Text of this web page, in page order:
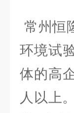
常州恒
环境试
体的高
人以上